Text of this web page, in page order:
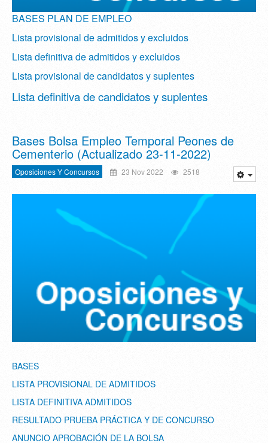
BASES PLAN DE EMPLEO
Lista provisional de admitidos y excluidos
Lista definitiva de admitidos y excluidos
Lista provisional de candidatos y suplentes
Lista definitiva de candidatos y suplentes
Bases Bolsa Empleo Temporal Peones de
Cementerio (Actualizado 23-11-2022)
Oposiciones Y Concursos 23 Nov 2022 2518
BASES
LISTA PROVISIONAL DE ADMITIDOS
LISTA DEFINITIVA ADMITIDOS
RESULTADO PRUEBA PRÁCTICA Y DE CONCURSO
ANUNCIO APROBACIÓN DE LA BOLSA